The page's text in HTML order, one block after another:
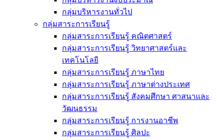
กลุ่มบริหารงานทั่วไป
กลุ่มสาระการเรียนรู้
กลุ่มสาระการเรียนรู้ คณิตศาสตร์
กลุ่มสาระการเรียนรู้ วิทยาศาสตร์และ
เทคโนโลยี
กลุ่มสาระการเรียนรู้ ภาษาไทย
กลุ่มสาระการเรียนรู้ ภาษาต่างประเทศ
กลุ่มสาระการเรียนรู้ สังคมศึกษา ศาสนาและ
วัฒนธรรม
กลุ่มสาระการเรียนรู้ การงานอาชีพ
กลุ่มสาระการเรียนรู้ ศิลปะ